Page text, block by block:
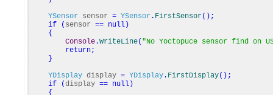
YSensor sensor = YSensor . FirstSensor( ) ;
if
( sensor == null )
{
Console .WriteLine( "No Yoctopuce sensor find on
return;
}
YDisplay display = YDisplay . FirstDisplay( ) ;
if
(display == null )
{